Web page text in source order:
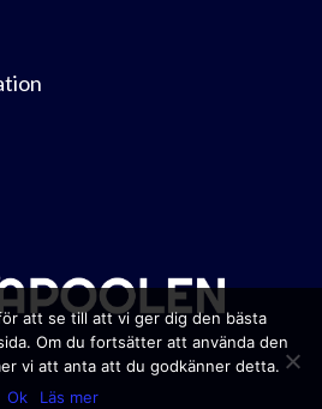
att se till att vi ger dig den bästa
Om du fortsätter att använda den
vi att anta att du godkänner detta.
Ok
Läs mer